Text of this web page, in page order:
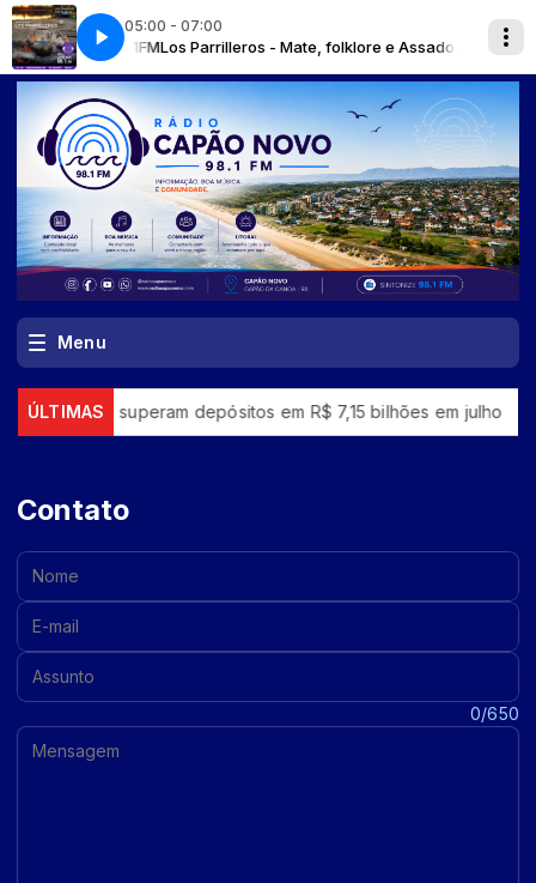
05:00 - 07:00
98.1FM Los Parrilleros - Mate, folklore e Assado / Avalie a radio
Menu
ÚLTIMASsuperam depósitos em R$ 7,15 bilhões em julho
Contato
Nome:
E-mail:
Assunto:
0/650